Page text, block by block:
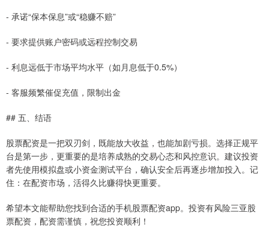
- 承诺“保本保息”或“稳赚不赔”
- 要求提供账户密码或远程控制交易
- 利息远低于市场平均水平（如月息低于0.5%）
- 客服频繁催促充值，限制出金
## 五、结语
股票配资是一把双刃剑，既能放大收益，也能加剧亏损。选择正规平
台是第一步，更重要的是培养成熟的交易心态和风控意识。建议投资
者先使用模拟盘或小资金测试平台，确认安全后再逐步增加投入。记
住：在配资市场，活得久比赚得快更重要。
希望本文能帮助您找到合适的手机股票配资app。投资有风险三亚股
票配资，配资需谨慎，祝您投资顺利！